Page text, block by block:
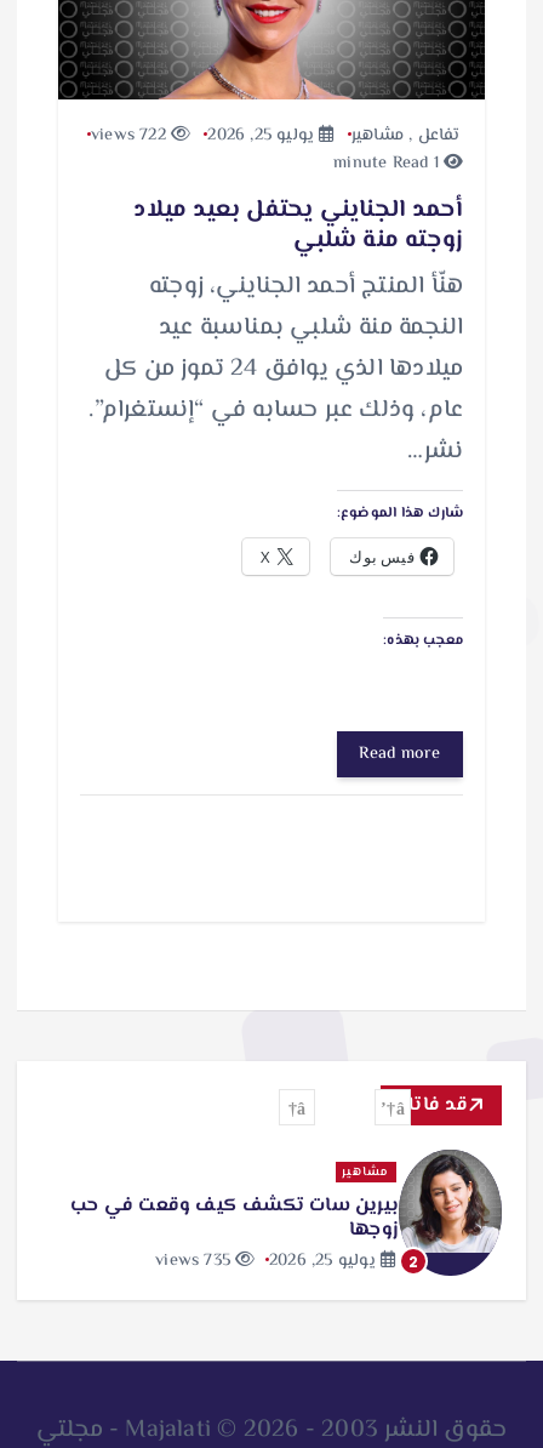
تفاعل , مشاهير يوليو 25, 2026
722 views
1 minute Read
أحمد الجنايني يحتفل بعيد ميلاد
زوجته منة شلبي
هنّأ المنتج أحمد الجنايني، زوجته
النجمة منة شلبي بمناسبة عيد
ميلادها الذي يوافق 24 تموز من كل
عام، وذلك عبر حسابه في “إنستغرام”.
نشر…
شارك هذا الموضوع:
فيس بوك X
معجب بهذه:
Read more
قد فاتك
2
مشاهير
بيرين سات تكشف كيف وقعت في حب
زوجها
يوليو 25, 2026 735 views
حقوق النشر 2003 - 2026 © Majalati - مجلتي